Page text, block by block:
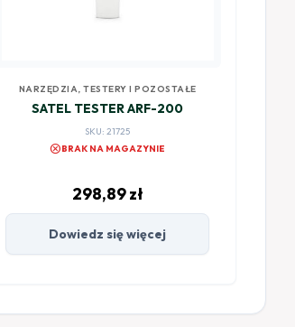
NARZĘDZIA, TESTERY I POZOSTAŁE
SATEL TESTER ARF-200
SKU: 21725
cancelBRAK NA MAGAZYNIE
298,89zł
Dowiedz się więcej